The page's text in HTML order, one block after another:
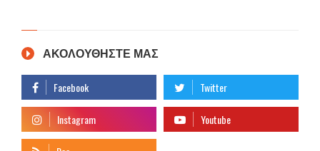
ΑΚΟΛΟΥΘΗΣΤΕ ΜΑΣ